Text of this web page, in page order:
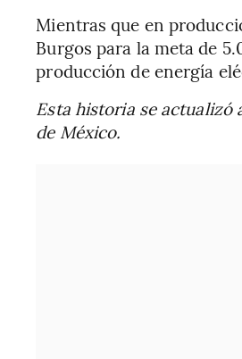
Mientras que en
Burgos para la meta de
producción de energía
Esta historia se actualizó
de México.